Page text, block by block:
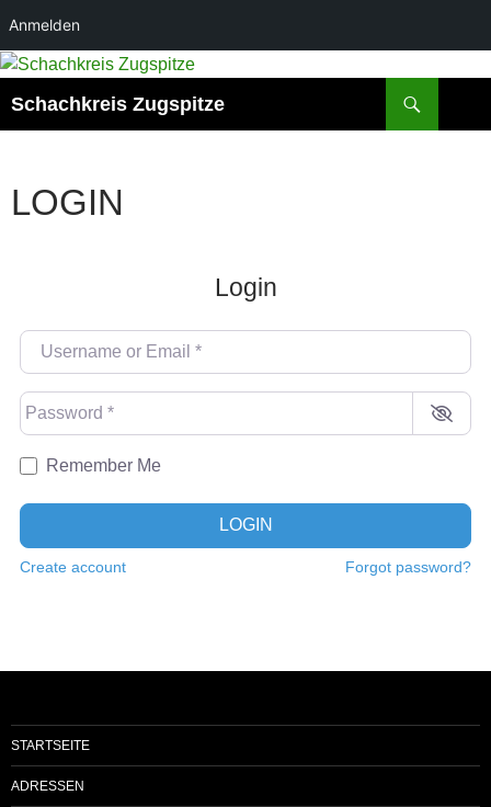
Anmelden
Schachkreis Zugspitze
LOGIN
Login
Username or Email
Password*
Remember Me
LOGIN
Create account Forgot password?
STARTSEITE
ADRESSEN